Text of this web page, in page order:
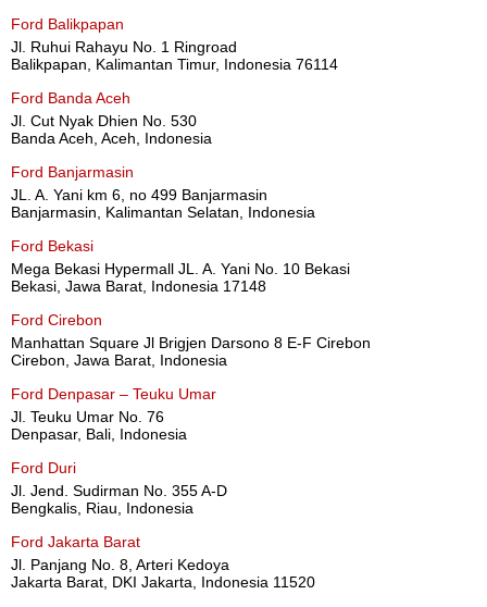
Ford Balikpapan
Jl. Ruhui Rahayu No. 1 Ringroad
Balikpapan, Kalimantan Timur, Indonesia 76114
Ford Banda Aceh
Jl. Cut Nyak Dhien No. 530
Banda Aceh, Aceh, Indonesia
Ford Banjarmasin
JL. A. Yani km 6, no 499 Banjarmasin
Banjarmasin, Kalimantan Selatan, Indonesia
Ford Bekasi
Mega Bekasi Hypermall JL. A. Yani No. 10 Bekasi
Bekasi, Jawa Barat, Indonesia 17148
Ford Cirebon
Manhattan Square Jl Brigjen Darsono 8 E-F Cirebon
Cirebon, Jawa Barat, Indonesia
Ford Denpasar – Teuku Umar
Jl. Teuku Umar No. 76
Denpasar, Bali, Indonesia
Ford Duri
Jl. Jend. Sudirman No. 355 A-D
Bengkalis, Riau, Indonesia
Ford Jakarta Barat
Jl. Panjang No. 8, Arteri Kedoya
Jakarta Barat, DKI Jakarta, Indonesia 11520